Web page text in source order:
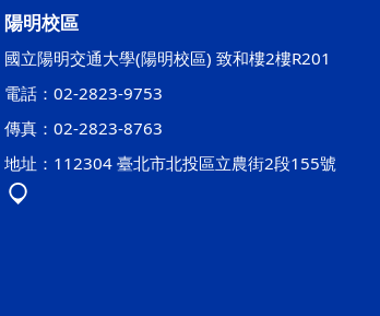
陽明校區
國立陽明交通大學(陽明校區) 致和樓2樓R201
電話：02-2823-9753
傳真：02-2823-8763
地址：112304 臺北市北投區立農街2段155號